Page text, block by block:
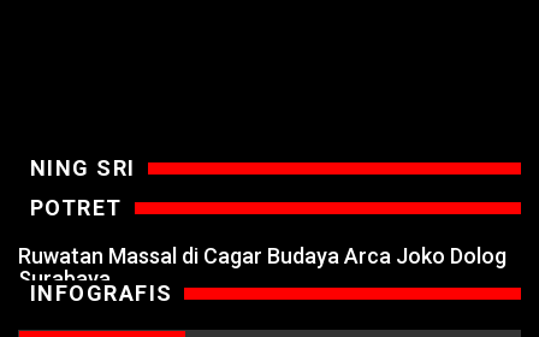
NING SRI
POTRET
Ruwatan Massal di Cagar Budaya Arca Joko Dolog
Surabaya
INFOGRAFIS